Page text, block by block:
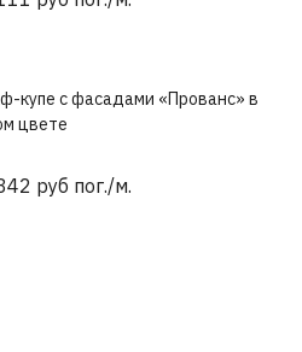
купе с фасадами «Прованс» в
цвете
руб пог./м.